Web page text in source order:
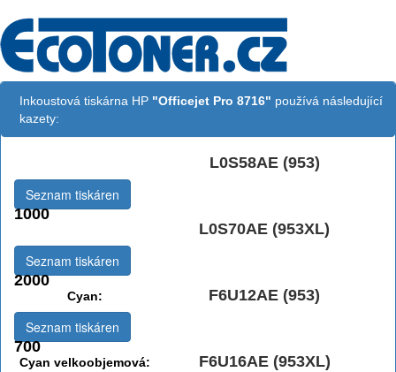
Inkoustová tiskárna HP "Officejet Pro 8716" používá následující
kazety:
L0S58AE (953)
1000
Seznam tiskáren
L0S70AE (953XL)
2000
Seznam tiskáren
Cyan: F6U12AE (953)
700
Seznam tiskáren
Cyan velkoobjemová: F6U16AE (953XL)